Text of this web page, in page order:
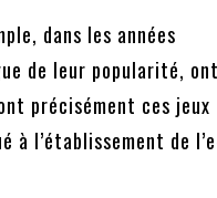
dans les années
de leur popularité, ont
précisément ces jeux
à l’établissement de